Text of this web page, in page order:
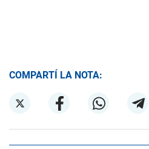
COMPARTÍ LA NOTA: